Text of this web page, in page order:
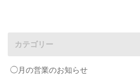
カテゴリー
◯月の営業のお知らせ